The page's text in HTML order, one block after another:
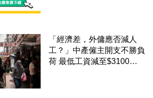
「經濟差，外傭應否減人
工？」中產僱主開支不勝負
荷 最低工資減至$3100蚊